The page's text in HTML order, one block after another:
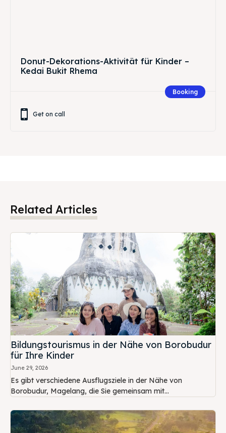
Donut-Dekorations-Aktivität für Kinder –
Kedai Bukit Rhema
Booking
Get on call
Related Articles
Bildungstourismus in der Nähe von Borobudur
für Ihre Kinder
June 29, 2026
Es gibt verschiedene Ausflugsziele in der Nähe von
Borobudur, Magelang, die Sie gemeinsam mit...